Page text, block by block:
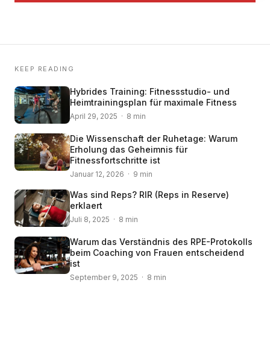
KEEP READING
Hybrides Training: Fitnessstudio- und
Heimtrainingsplan für maximale Fitness
April 29, 2025 · 8 min
Die Wissenschaft der Ruhetage: Warum
Erholung das Geheimnis für
Fitnessfortschritte ist
Januar 12, 2026 · 9 min
Was sind Reps? RIR (Reps in Reserve)
erklaert
Juli 8, 2025 · 8 min
Warum das Verständnis des RPE-Protokolls
beim Coaching von Frauen entscheidend
ist
September 9, 2025 · 8 min